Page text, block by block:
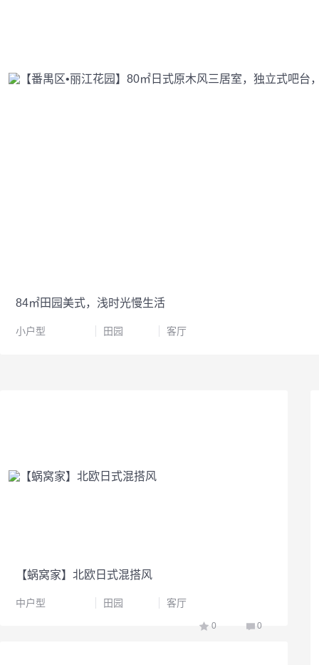
84㎡田园美式，浅时光慢生活
小户型 田园 客厅
【蜗窝家】北欧日式混搭风
中户型 田园 客厅
0 0